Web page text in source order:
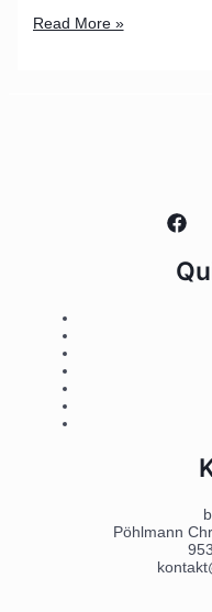
Read More »
Pöhlmann